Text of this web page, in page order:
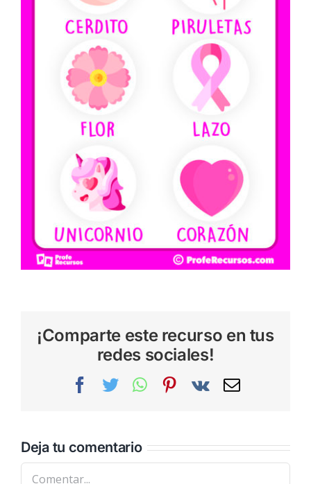
¡Comparte este recurso en tus
redes sociales!
Facebook
TwitterWhatsAppPinterest
Vk
Correo
Deja tu comentario
Comentar